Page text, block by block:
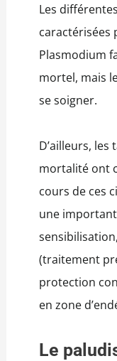
Les
caractérisées
Plasmodium
mortel, mais
se soigner.
D’ailleurs, les
mortalité ont
cours de ces
une
sensibilisation,
(traitement
protection
en zone
Le